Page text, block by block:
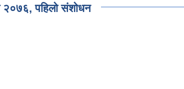
२०७६, पहिलो संशोधन